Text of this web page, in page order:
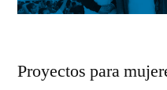
Proyectos para